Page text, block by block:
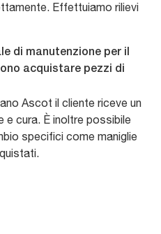
Effettuiamo rilievi
di manutenzione per il
acquistare pezzi di
Ascot il cliente riceve un
e cura. È inoltre possibile
specifici come maniglie